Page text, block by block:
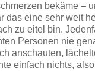
bekäme –
das eine sehr weit
zu eitel bin.
Personen nie
anschauten,
einfach nichts,